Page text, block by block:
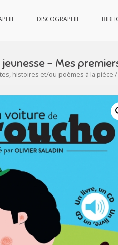
DISCOGRAPHIE
– Mes
histoires et/ou poèmes à la pièce /